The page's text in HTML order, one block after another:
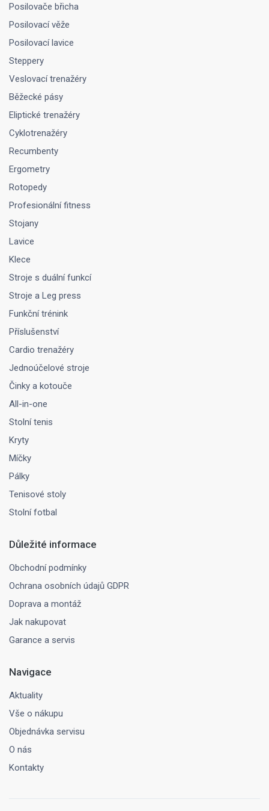
Posilovače břicha
Posilovací věže
Posilovací lavice
Steppery
Veslovací trenažéry
Běžecké pásy
Eliptické trenažéry
Cyklotrenažéry
Recumbenty
Ergometry
Rotopedy
Profesionální fitness
Stojany
Lavice
Klece
Stroje s duální funkcí
Stroje a Leg press
Funkční trénink
Příslušenství
Cardio trenažéry
Jednoúčelové stroje
Činky a kotouče
All-in-one
Stolní tenis
Kryty
Míčky
Pálky
Tenisové stoly
Stolní fotbal
Důležité informace
Obchodní podmínky
Ochrana osobních údajů GDPR
Doprava a montáž
Jak nakupovat
Garance a servis
Navigace
Aktuality
Vše o nákupu
Objednávka servisu
O nás
Kontakty